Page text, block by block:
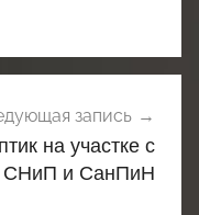
запись
на участке с
СНиП и СанПиН